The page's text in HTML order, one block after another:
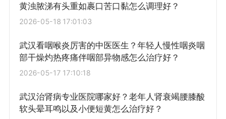
黄浊脓涕有头重如裹口苦口黏怎么调理好？
2026-05-18 17:01:03
武汉看咽喉炎厉害的中医医生？年轻人慢性咽炎咽
部干燥灼热疼痛伴咽部异物感怎么治疗好？
2026-05-17 17:10:18
武汉治肾病专业医院哪家好？老年人肾衰竭腰膝酸
软头晕耳鸣以及小便短黄怎么治疗好？